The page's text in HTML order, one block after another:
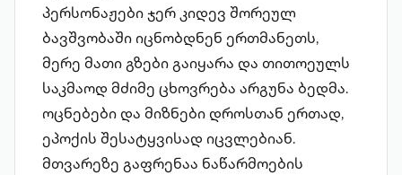
პერსონაჟები ჯერ კიდევ შორეულ
ბავშვობაში იცნობდნენ ერთმანეთს,
მერე მათი გზები გაიყარა და თითოეულს
საკმაოდ მძიმე ცხოვრება არგუნა ბედმა.
ოცნებები და მიზნები დროსთან ერთად,
ეპოქის შესატყვისად იცვლებიან.
მთვარეზე გაფრენაა ნაწარმოების